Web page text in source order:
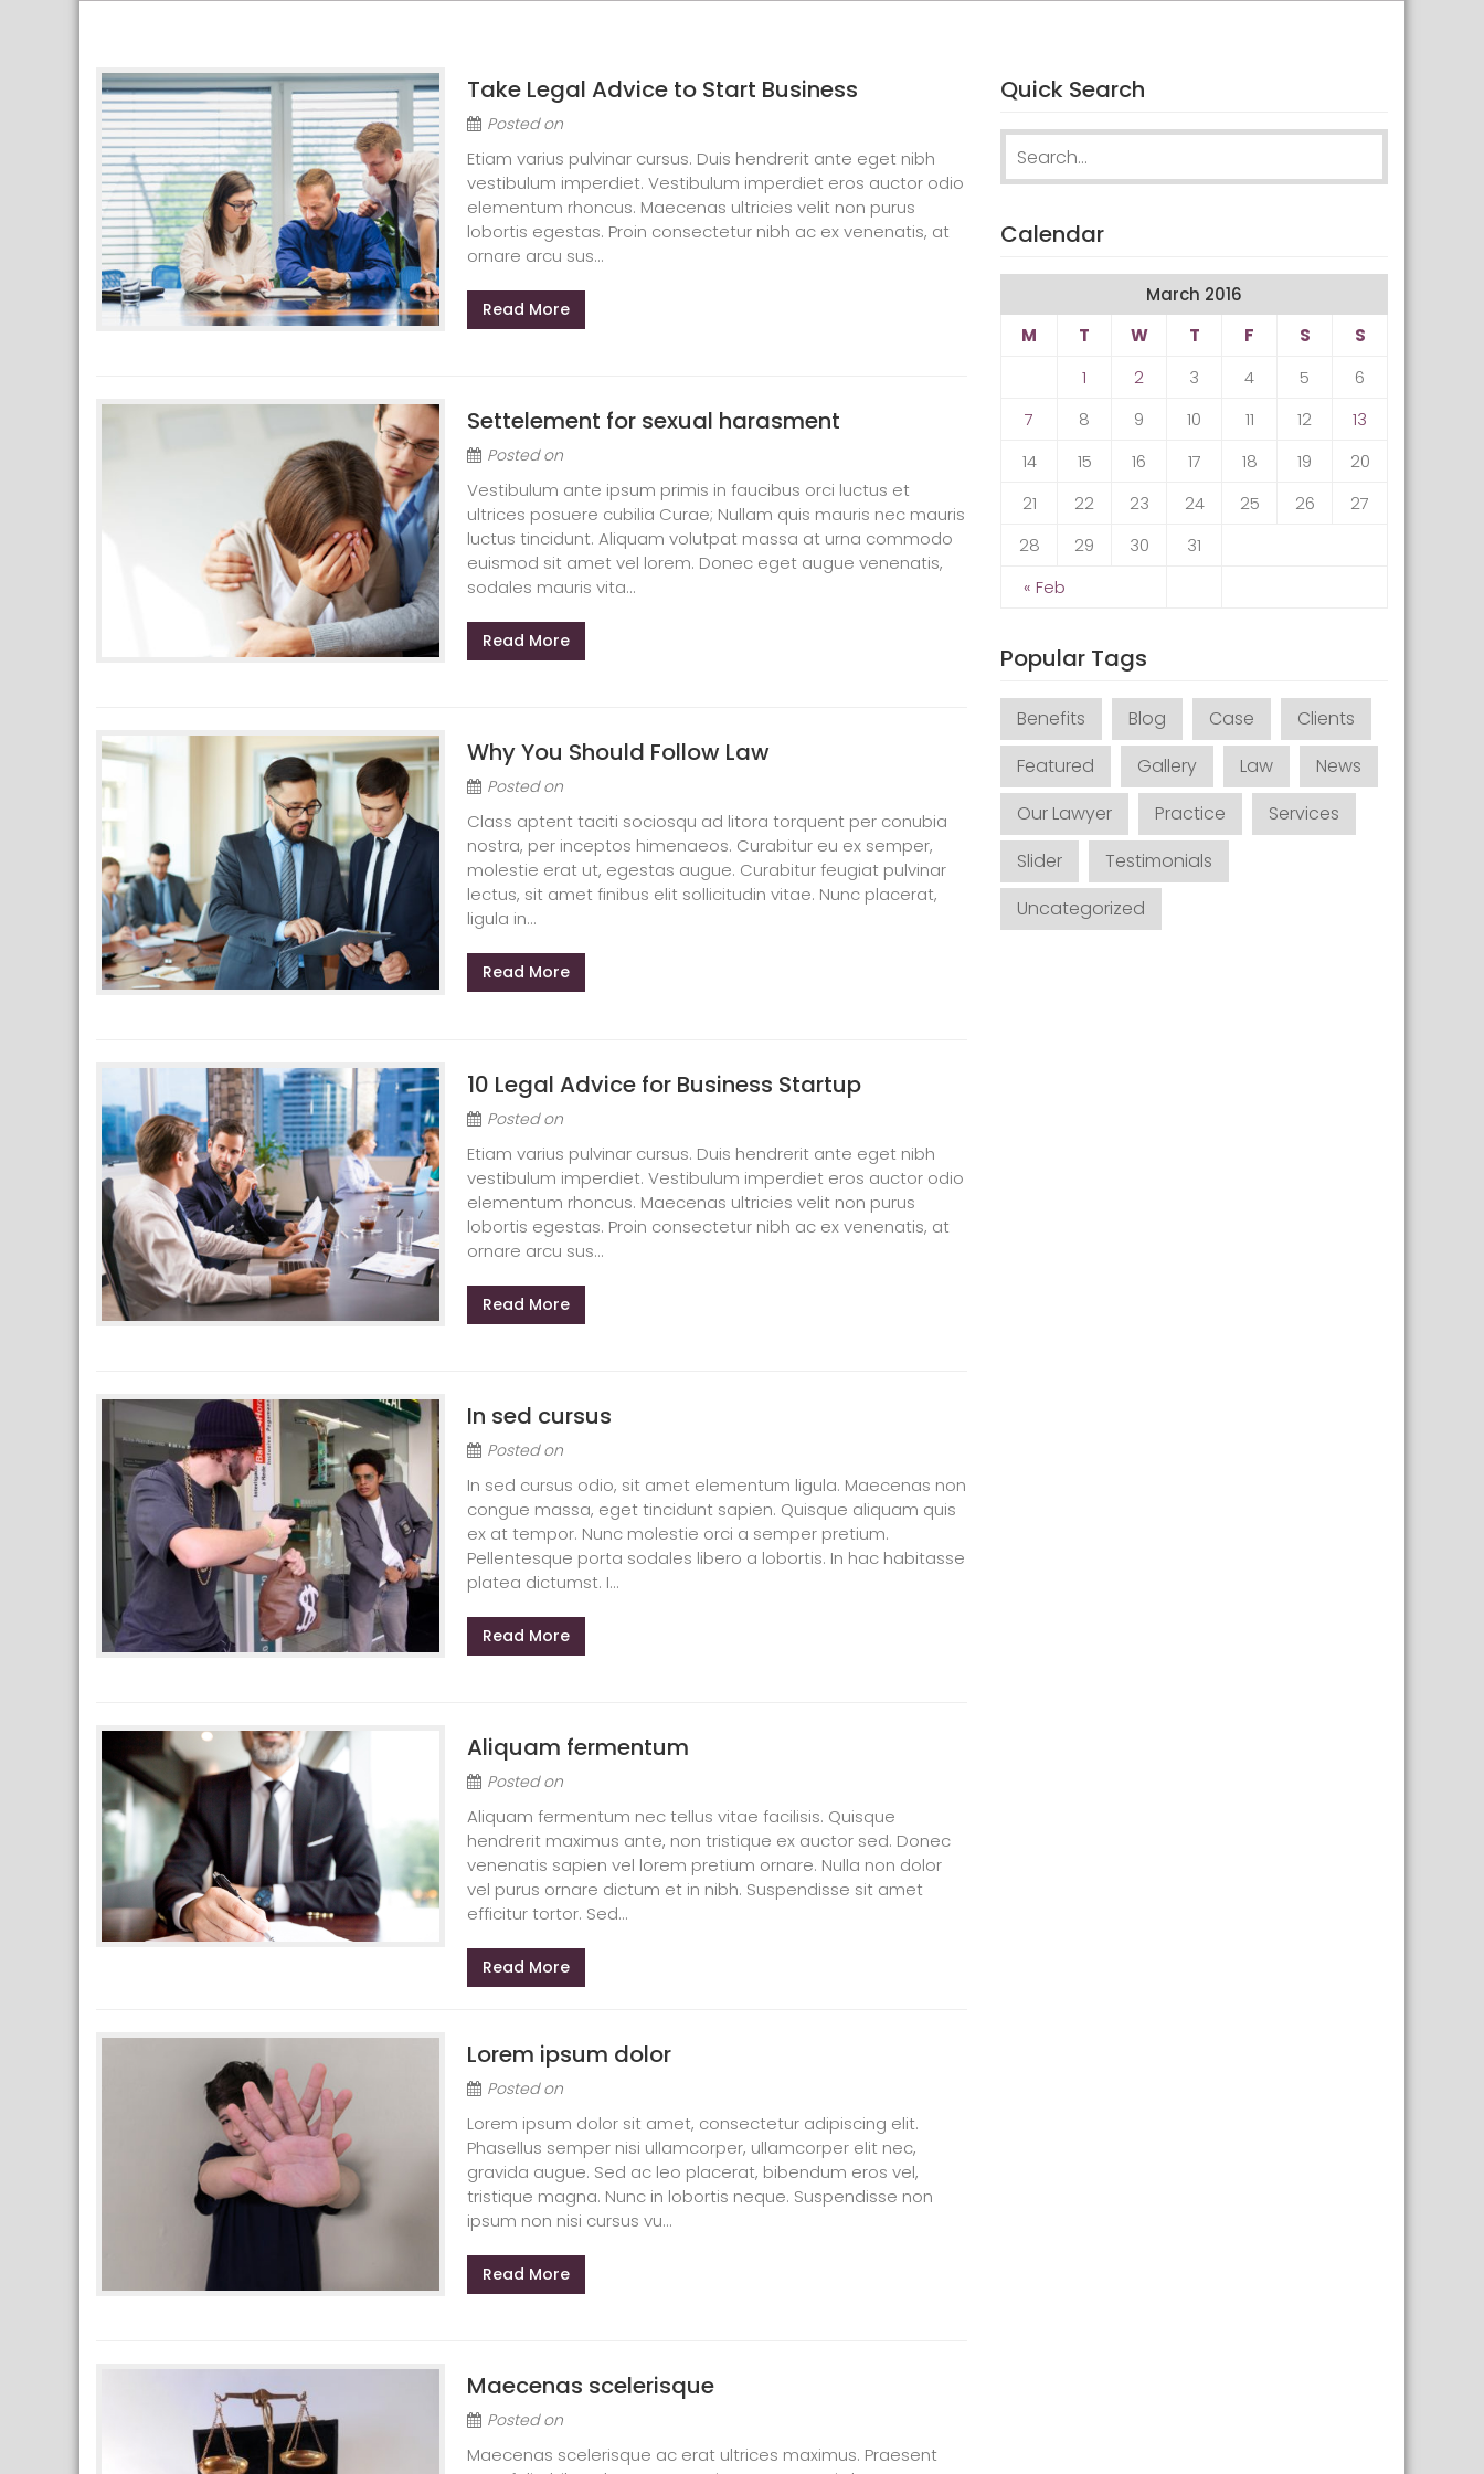
Take Legal Advice to Start Business
Posted on
Etiam varius pulvinar cursus. Duis hendrerit ante eget nibh
vestibulum imperdiet. Vestibulum imperdiet eros auctor odio
elementum rhoncus. Maecenas ultricies velit non purus
lobortis egestas. Proin consectetur nibh ac ex venenatis, at
ornare arcu sus...
Read More
Settelement for sexual harasment
Posted on
Vestibulum ante ipsum primis in faucibus orci luctus et
ultrices posuere cubilia Curae; Nullam quis mauris nec mauris
luctus tincidunt. Aliquam volutpat massa at urna commodo
euismod sit amet vel lorem. Donec eget augue venenatis,
sodales mauris vita...
Read More
Why You Should Follow Law
Posted on
Class aptent taciti sociosqu ad litora torquent per conubia
nostra, per inceptos himenaeos. Curabitur eu ex semper,
molestie erat ut, egestas augue. Curabitur feugiat pulvinar
lectus, sit amet finibus elit sollicitudin vitae. Nunc placerat,
ligula in...
Read More
10 Legal Advice for Business Startup
Posted on
Etiam varius pulvinar cursus. Duis hendrerit ante eget nibh
vestibulum imperdiet. Vestibulum imperdiet eros auctor odio
elementum rhoncus. Maecenas ultricies velit non purus
lobortis egestas. Proin consectetur nibh ac ex venenatis, at
ornare arcu sus...
Read More
In sed cursus
Posted on
In sed cursus odio, sit amet elementum ligula. Maecenas non
congue massa, eget tincidunt sapien. Quisque aliquam quis
ex at tempor. Nunc molestie orci a semper pretium.
Pellentesque porta sodales libero a lobortis. In hac habitasse
platea dictumst. I...
Read More
Aliquam fermentum
Posted on
Aliquam fermentum nec tellus vitae facilisis. Quisque
hendrerit maximus ante, non tristique ex auctor sed. Donec
venenatis sapien vel lorem pretium ornare. Nulla non dolor
vel purus ornare dictum et in nibh. Suspendisse sit amet
efficitur tortor. Sed...
Read More
Lorem ipsum dolor
Posted on
Lorem ipsum dolor sit amet, consectetur adipiscing elit.
Phasellus semper nisi ullamcorper, ullamcorper elit nec,
gravida augue. Sed ac leo placerat, bibendum eros vel,
tristique magna. Nunc in lobortis neque. Suspendisse non
ipsum non nisi cursus vu...
Read More
Maecenas scelerisque
Posted on
Maecenas scelerisque ac erat ultrices maximus. Praesent
Quick Search
Calendar
March 2016
M
T W T F S S
« Feb
1 2 3 4 5
6
7
8 9 10 11 12
13
14
15 16 17 18 19
20
21
22 23 24 25 26
27
28
29 30 31
Popular Tags
Benefits Blog Case
Clients
Featured
Gallery Law
News
Our Lawyer
Practice
Services
Slider
Testimonials
Uncategorized